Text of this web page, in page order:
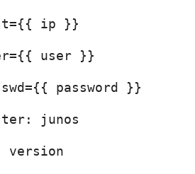
ip }}
user }}
password }}
junos